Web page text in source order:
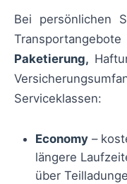
Bei persönlichen
Paketierung,
Serviceklassen:
Economy –
längere
über